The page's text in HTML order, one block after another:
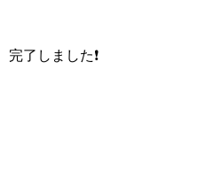
完了しました❗